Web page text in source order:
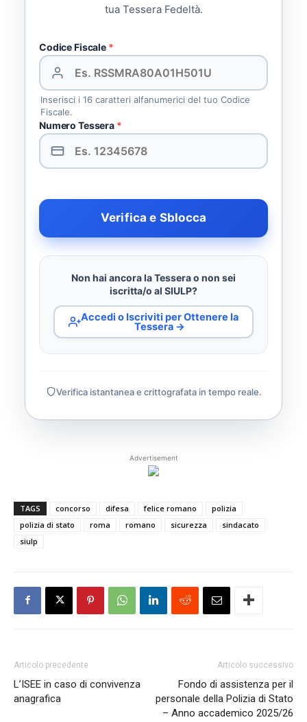
tua Tessera Fedeltà.
Codice Fiscale *
Inserisci i 16 caratteri alfanumerici del tuo Codice
Fiscale.
Numero Tessera *
Verifica e Sblocca
Non hai ancora la Tessera o non sei
iscritta/o al SIULP?
Accedi o Iscriviti per Ottenere la
Tessera →
Verifica istantanea e crittografata in tempo reale.
Advertisement
TAGS concorso difesa felice romano
polizia
polizia di stato
roma romano sicurezza
sindacato
siulp
Articolo precedente
L’ISEE in caso di convivenza
anagrafica
Articolo successivo
Fondo di assistenza per il
personale della Polizia di Stato
– Anno accademico 2025/26